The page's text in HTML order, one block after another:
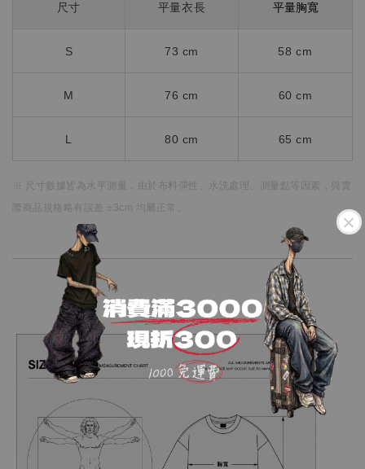
尺寸 平量衣長 平量胸寬
S 73 cm 58cm
M 76 cm 60 cm
L 80 cm 65 cm
※ 尺寸數據皆為水平測量， 由於布料彈性、水洗處理、測量點等因素，
際商品規格略有誤差 ±3cm 均屬正常。